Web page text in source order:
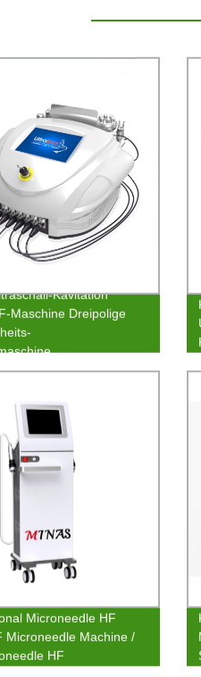
Kavitation
Maschine Dreipolige
Microneedle HF
Microneedle Machine /
HF